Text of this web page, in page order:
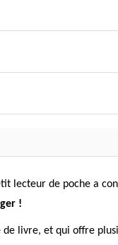
lecteur de poche a
!
livre, et qui offre